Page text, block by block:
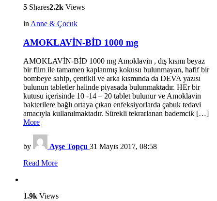
5 Shares2.2k Views
in Anne & Çocuk
AMOKLAVİN-BİD 1000 mg
AMOKLAVİN-BİD 1000 mg Amoklavin , dış kısmı beyaz
bir film ile tamamen kaplanmış kokusu bulunmayan, hafif bir
bombeye sahip, çentikli ve arka kısmında da DEVA yazısı
bulunun tabletler halinde piyasada bulunmaktadır. HEr bir
kutusu içerisinde 10 -14 – 20 tablet bulunur ve Amoklavin
bakterilere bağlı ortaya çıkan enfeksiyorlarda çabuk tedavi
amacıyla kullanılmaktadır. Sürekli tekrarlanan bademcik […]
More
by Ayşe Topçu 31 Mayıs 2017, 08:58
Read More
1.9k Views